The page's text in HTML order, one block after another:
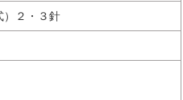
）２・３針